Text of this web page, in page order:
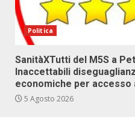
Politica
SanitàXTutti del M5S a
Inaccettabili
economiche per accesso
5 Agosto 2026